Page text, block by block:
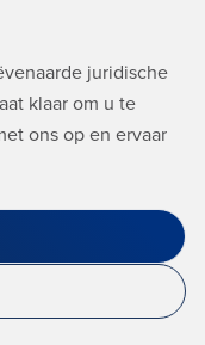
juridische
klaar om u te
ons op en ervaar